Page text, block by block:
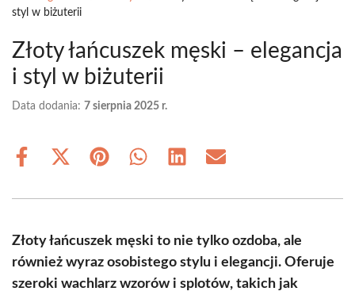
styl w biżuterii
Złoty łańcuszek męski – elegancja
i styl w biżuterii
Data dodania: 7 sierpnia 2025 r.
Share
Share
(Twitter)
Share Share Share Share
Złoty łańcuszek męski to nie tylko ozdoba, ale
również wyraz osobistego stylu i elegancji. Oferuje
szeroki wachlarz wzorów i splotów, takich jak